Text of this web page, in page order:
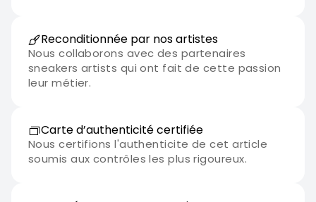
Reconditionnée par nos artistes
Nous collaborons avec des partenaires
sneakers artists qui ont fait de cette passion
leur métier.
Carte d’authenticité certifiée
Nous certifions l'authenticite de cet article
soumis aux contrôles les plus rigoureux.